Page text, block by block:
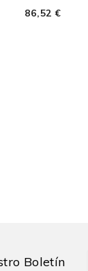
86,52 €
Boletín